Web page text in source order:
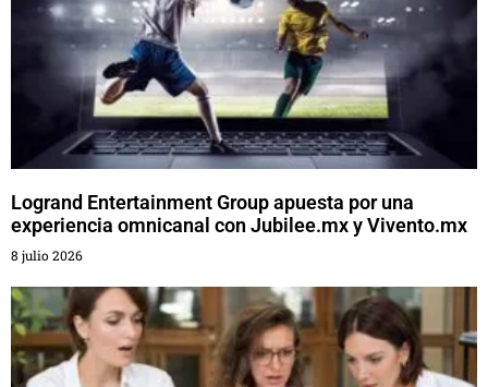
Logrand Entertainment Group apuesta por una
experiencia omnicanal con Jubilee.mx y Vivento.mx
8 julio 2026